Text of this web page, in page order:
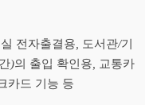
전자출결용 도서관/기
)의 출입 확인용
교통카
카드 기능 등